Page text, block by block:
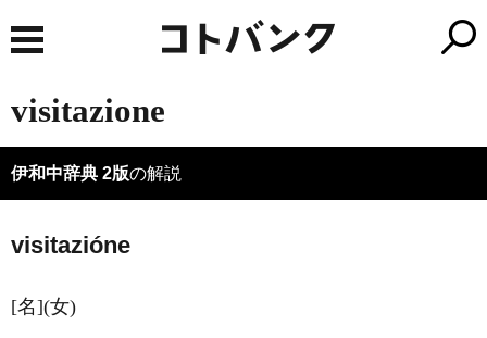
visitazione
伊和中辞典 2版の解説
visitazióne
[名](女)